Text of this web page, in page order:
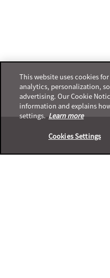
Footer
This website uses cookies
analytics, personalization,
advertising. Our Cookie
information and explains
settings. Learn more
Cookies Settings